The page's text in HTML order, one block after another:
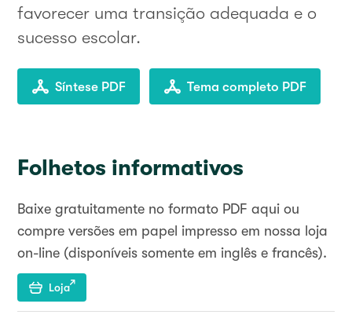
favorecer uma transição adequada e o
sucesso escolar.
Síntese PDF Tema completo PDF
Folhetos informativos
Baixe gratuitamente no formato PDF aqui ou
compre versões em papel impresso em nossa loja
on-line (disponíveis somente em inglês e francês).
Loja